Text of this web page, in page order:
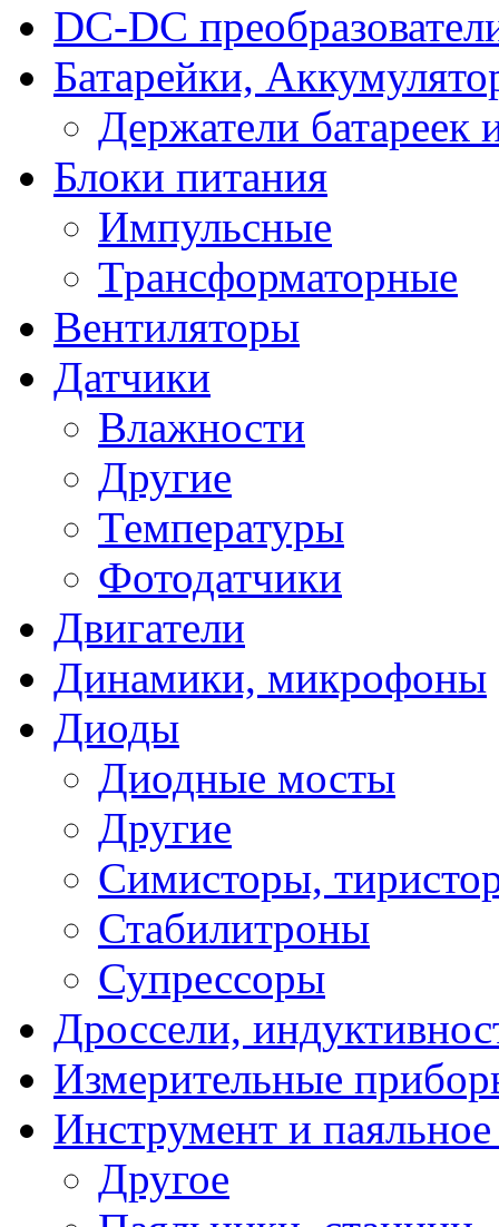
DC-DC
Батарейки,
Держатели батареек
Блоки питания
Импульсные
Трансформаторные
Вентиляторы
Датчики
Влажности
Другие
Температуры
Фотодатчики
Двигатели
Динамики, микрофоны
Диоды
Диодные мосты
Другие
Симисторы,
Стабилитроны
Супрессоры
Дроссели,
Измерительные
Инструмент и
Другое